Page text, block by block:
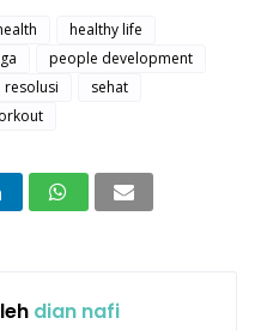
healthy life
people development
resolusi
sehat
dian nafi